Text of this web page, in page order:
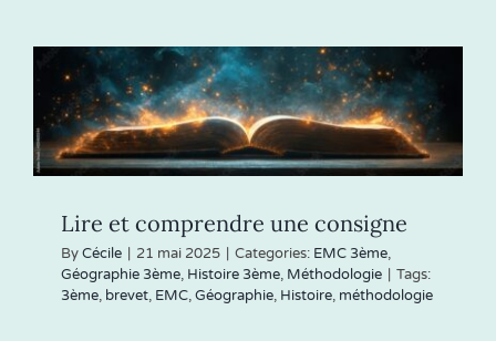
Lire et comprendre une consigne
ByCécile | 21 mai 2025 | Categories: EMC 3ème,
Géographie 3ème, Histoire 3ème, Méthodologie | Tags:
3ème, brevet, EMC,Géographie, Histoire, méthodologie